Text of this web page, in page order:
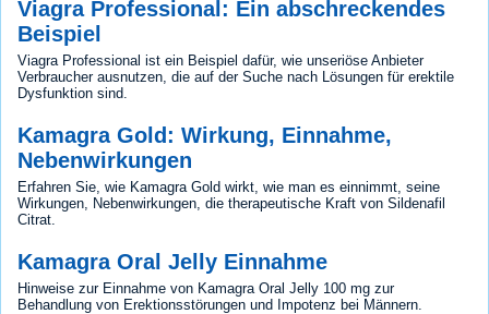
Viagra Professional: Ein abschreckendes
Beispiel
Viagra Professional ist ein Beispiel dafür, wie unseriöse Anbieter
Verbraucher ausnutzen, die auf der Suche nach Lösungen für erektile
Dysfunktion sind.
Kamagra Gold: Wirkung, Einnahme,
Nebenwirkungen
Erfahren Sie, wie Kamagra Gold wirkt, wie man es einnimmt, seine
Wirkungen, Nebenwirkungen, die therapeutische Kraft von Sildenafil
Citrat.
Kamagra Oral Jelly Einnahme
Hinweise zur Einnahme von Kamagra Oral Jelly 100 mg zur
Behandlung von Erektionsstörungen und Impotenz bei Männern.